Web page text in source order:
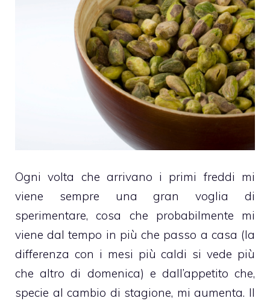
Ogni volta che arrivano i primi freddi mi
viene sempre una gran voglia di
sperimentare, cosa che probabilmente mi
viene dal tempo in più che passo a casa (la
differenza con i mesi più caldi si vede più
che altro di domenica) e dall’appetito che,
specie al cambio di stagione, mi aumenta. Il